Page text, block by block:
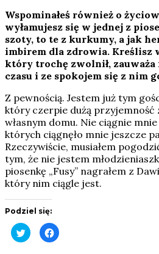
Wspominałeś również o
wyłamujesz się w jednej z
szoty, to te z kurkumy, a jak
imbirem dla zdrowia. Kreślisz
który trochę zwolnił,
czasu i ze spokojem się z nim
Z pewnością. Jestem już tym
który czerpie dużą przyjemność
własnym domu. Nie ciągnie
których ciągnęło mnie jeszcze
Rzeczywiście, musiałem
tym, że nie jestem
piosenkę „Fusy” nagrałem z
który nim ciągle jest.
Podziel się:
Click
to
share
Click
to